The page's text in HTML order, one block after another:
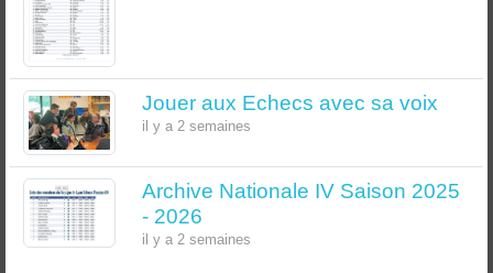
Jouer aux Echecs avec sa voix
il y a 2 semaines
Archive Nationale IV Saison 2025
- 2026
il y a 2 semaines